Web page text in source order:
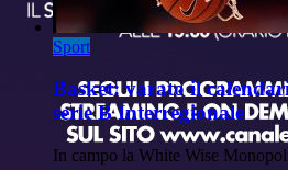
Sport
Basket: varato il
serie B Interregionale
In campo la White Wise